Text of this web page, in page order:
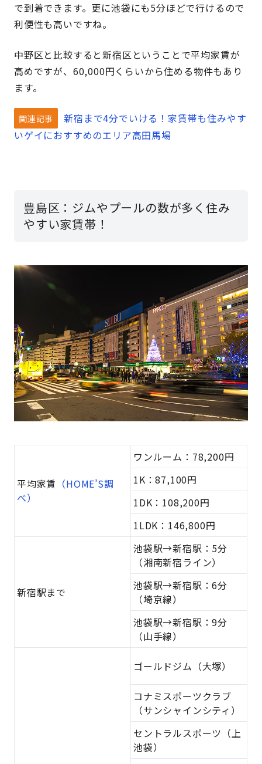
で到着できます。更に池袋にも5分ほどで行けるので
利便性も高いですね。
中野区と比較すると新宿区ということで平均家賃が
高めですが、60,000円くらいから住める物件もあり
ます。
関連記事
新宿まで4分でいける！家賃帯も住みやす
いゲイにおすすめのエリア高田馬場
豊島区：ジムやプールの数が多く住み
やすい家賃帯！
平均家賃 （HOME’S調
べ）
ワンルーム：78,200円
1K：87,100円
1DK：108,200円
1LDK：146,800円
新宿駅まで
池袋駅→新宿駅：5分
（湘南新宿ライン）
池袋駅→新宿駅：6分
（埼京線）
池袋駅→新宿駅：9分
（山手線）
ゴールドジム（大塚）
コナミスポーツクラブ
（サンシャインシティ）
セントラルスポーツ（上
池袋）